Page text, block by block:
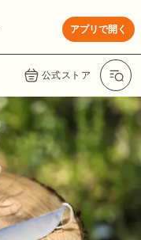
アプリで開く
公式ストア